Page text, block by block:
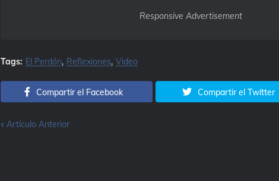
Responsive Advertisement
Tags: El Perdón Reflexiones Video
Compartir el Facebook Compartir el Twitter
Artículo Anterior